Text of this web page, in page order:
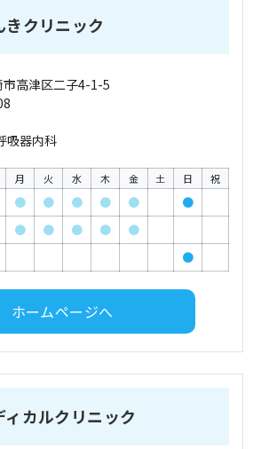
クリニック
高津区二子4-1-5
吸器内科
月 火 水 木 金 土 日 祝
● ● ● ● ●
●
● ● ● ●
●
●
ホームページへ
カルクリニック